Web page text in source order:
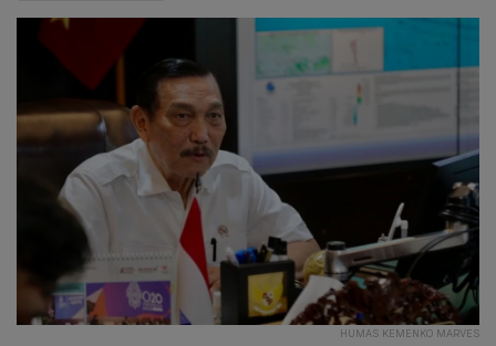
HUMAS KEMENKO MARVES